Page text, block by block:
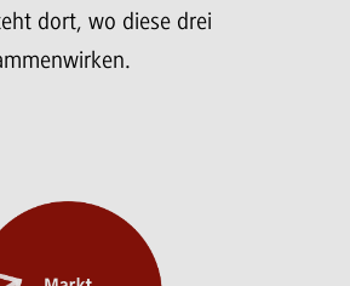
dort, wo diese drei